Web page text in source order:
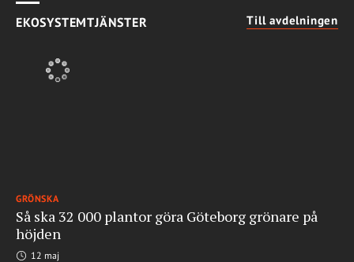
EKOSYSTEMTJÄNSTER Till avdelningen
GRÖNSKA
Så ska 32 000 plantor göra Göteborg grönare på
höjden
12 maj